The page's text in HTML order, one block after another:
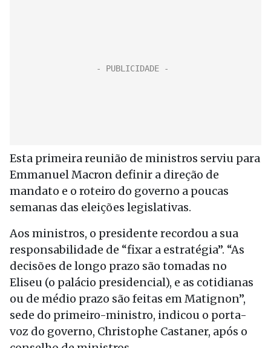
Esta primeira reunião de ministros serviu para
Emmanuel Macron definir a direção de
mandato e o roteiro do governo a poucas
semanas das eleições legislativas.
Aos ministros, o presidente recordou a sua
responsabilidade de “fixar a estratégia”. “As
decisões de longo prazo são tomadas no
Eliseu (o palácio presidencial), e as cotidianas
ou de médio prazo são feitas em Matignon”,
sede do primeiro-ministro, indicou o porta-
voz do governo, Christophe Castaner, após o